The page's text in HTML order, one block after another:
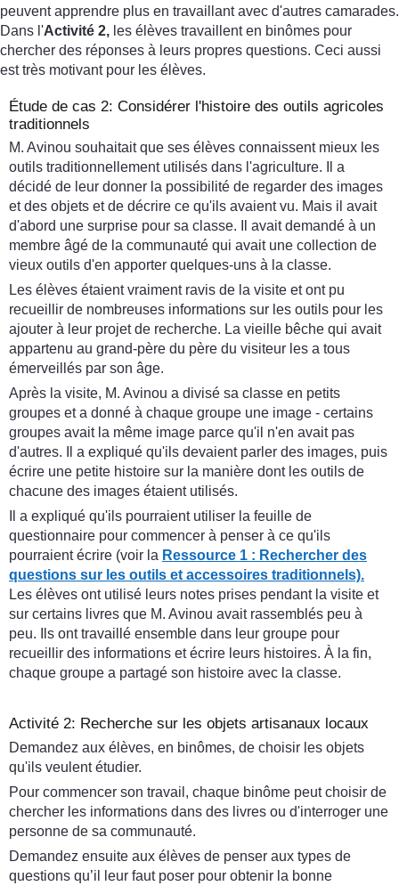
peuvent apprendre plus en travaillant avec d'autres camarades.
Dans l'Activité 2, les élèves travaillent en binômes pour
chercher des réponses à leurs propres questions. Ceci aussi
est très motivant pour les élèves.
Étude de cas 2: Considérer l'histoire des outils agricoles
traditionnels
M. Avinou souhaitait que ses élèves connaissent mieux les
outils traditionnellement utilisés dans l'agriculture. Il a
décidé de leur donner la possibilité de regarder des images
et des objets et de décrire ce qu'ils avaient vu. Mais il avait
d'abord une surprise pour sa classe. Il avait demandé à un
membre âgé de la communauté qui avait une collection de
vieux outils d'en apporter quelques-uns à la classe.
Les élèves étaient vraiment ravis de la visite et ont pu
recueillir de nombreuses informations sur les outils pour les
ajouter à leur projet de recherche. La vieille bêche qui avait
appartenu au grand-père du père du visiteur les a tous
émerveillés par son âge.
Après la visite, M. Avinou a divisé sa classe en petits
groupes et a donné à chaque groupe une image - certains
groupes avait la même image parce qu'il n'en avait pas
d'autres. Il a expliqué qu'ils devaient parler des images, puis
écrire une petite histoire sur la manière dont les outils de
chacune des images étaient utilisés.
Il a expliqué qu'ils pourraient utiliser la feuille de
questionnaire pour commencer à penser à ce qu'ils
pourraient écrire (voir la Ressource 1 : Rechercher des
questions sur les outils et accessoires traditionnels).
Les élèves ont utilisé leurs notes prises pendant la visite et
sur certains livres que M. Avinou avait rassemblés peu à
peu. Ils ont travaillé ensemble dans leur groupe pour
recueillir des informations et écrire leurs histoires. À la fin,
chaque groupe a partagé son histoire avec la classe.
Activité 2: Recherche sur les objets artisanaux locaux
Demandez aux élèves, en binômes, de choisir les objets
qu'ils veulent étudier.
Pour commencer son travail, chaque binôme peut choisir de
chercher les informations dans des livres ou d'interroger une
personne de sa communauté.
Demandez ensuite aux élèves de penser aux types de
questions qu’il leur faut poser pour obtenir la bonne